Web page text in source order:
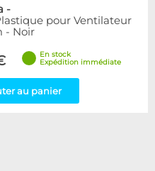
3
3
16
-
pour Ventilateur
- Noir
En stock
Expédition immédiate
au panier